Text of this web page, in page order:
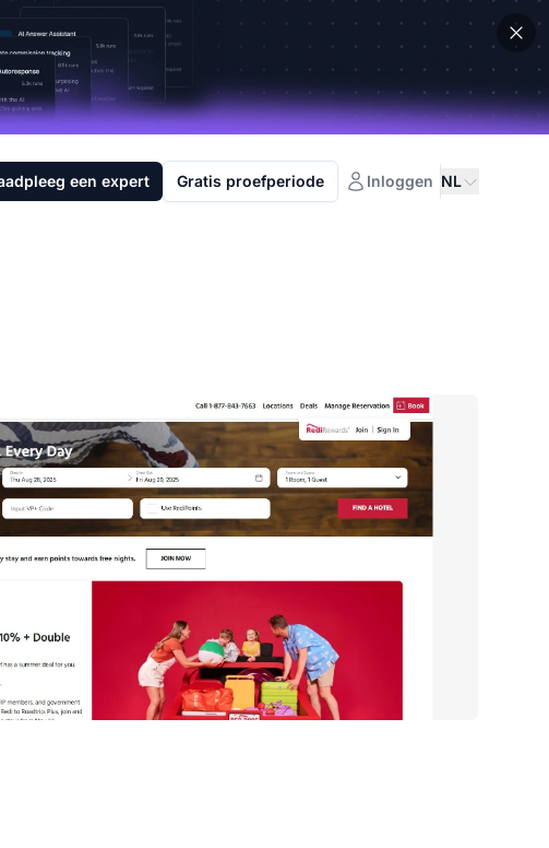
een expert Gratis proefperiode Inloggen NL